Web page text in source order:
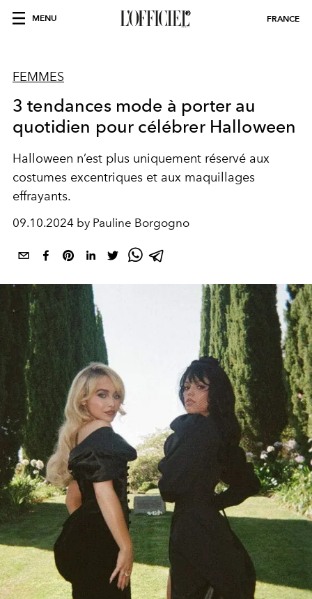
MENU FRANCE
FEMMES
3 tendances mode à porter au
quotidien pour célébrer Halloween
Halloween n’est plus uniquement réservé aux
costumes excentriques et aux maquillages
effrayants.
09.10.2024 by Pauline Borgogno